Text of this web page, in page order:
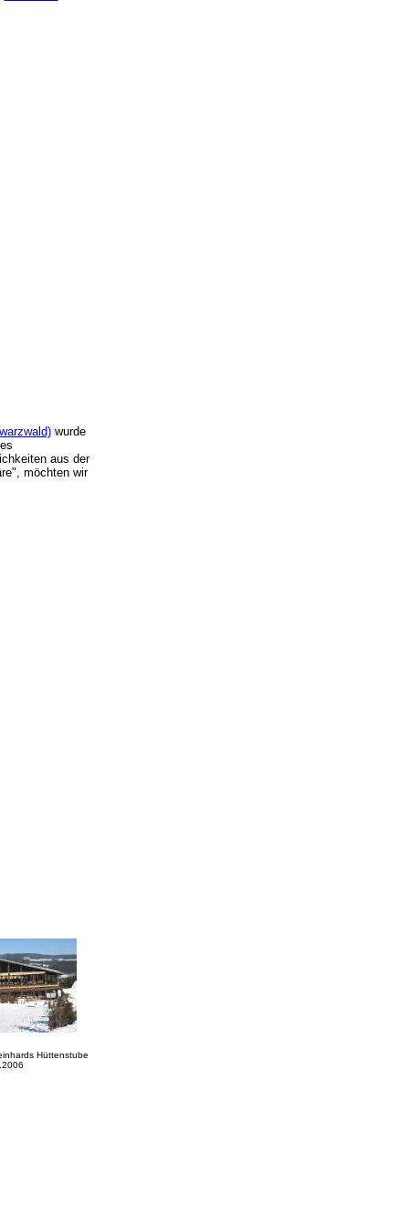
wurde
aus der
möchten wir
Hüttenstube